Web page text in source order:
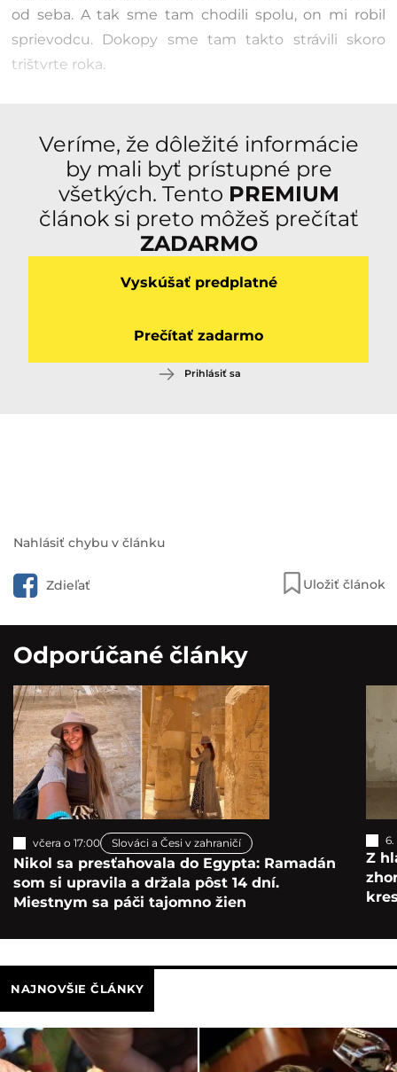
od seba. A tak sme tam chodili spolu, on mi robil
sprievodcu. Dokopy sme tam takto strávili skoro
trištvrte roka.
Veríme, že dôležité informácie
by mali byť prístupné pre
všetkých. Tento PREMIUM
článok si preto môžeš prečítať
ZADARMO
Vyskúšať predplatné
Prečítať zadarmo
Prihlásiť sa
a Martina: Útočník konal na
objednávku, Slovensko už
Nahlásiť chybu v článku
Zdieľať Uložiť článok
Odporúčané články
včera o 17:00 Slováci a Česi v zahraničí
Nikol sa presťahovala do Egypta: Ramadán
som si upravila a držala pôst 14 dní.
Miestnym sa páči tajomno žien
Z
NAJNOVŠIE ČLÁNKY